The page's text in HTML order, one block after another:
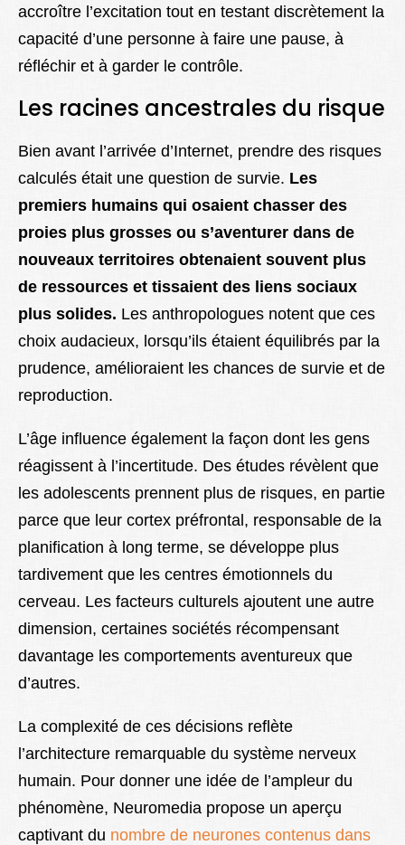
accroître l’excitation tout en testant discrètement la
capacité d’une personne à faire une pause, à
réfléchir et à garder le contrôle.
Les racines ancestrales du risque
Bien avant l’arrivée d’Internet, prendre des risques
calculés était une question de survie. Les
premiers humains qui osaient chasser des
proies plus grosses ou s’aventurer dans de
nouveaux territoires obtenaient souvent plus
de ressources et tissaient des liens sociaux
plus solides. Les anthropologues notent que ces
choix audacieux, lorsqu’ils étaient équilibrés par la
prudence, amélioraient les chances de survie et de
reproduction.
L’âge influence également la façon dont les gens
réagissent à l’incertitude. Des études révèlent que
les adolescents prennent plus de risques, en partie
parce que leur cortex préfrontal, responsable de la
planification à long terme, se développe plus
tardivement que les centres émotionnels du
cerveau. Les facteurs culturels ajoutent une autre
dimension, certaines sociétés récompensant
davantage les comportements aventureux que
d’autres.
La complexité de ces décisions reflète
l’architecture remarquable du système nerveux
humain. Pour donner une idée de l’ampleur du
phénomène, Neuromedia propose un aperçu
captivant du nombre de neurones contenus dans